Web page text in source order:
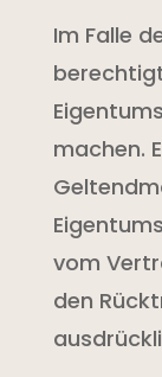
Im Falle
machen.
vom
den